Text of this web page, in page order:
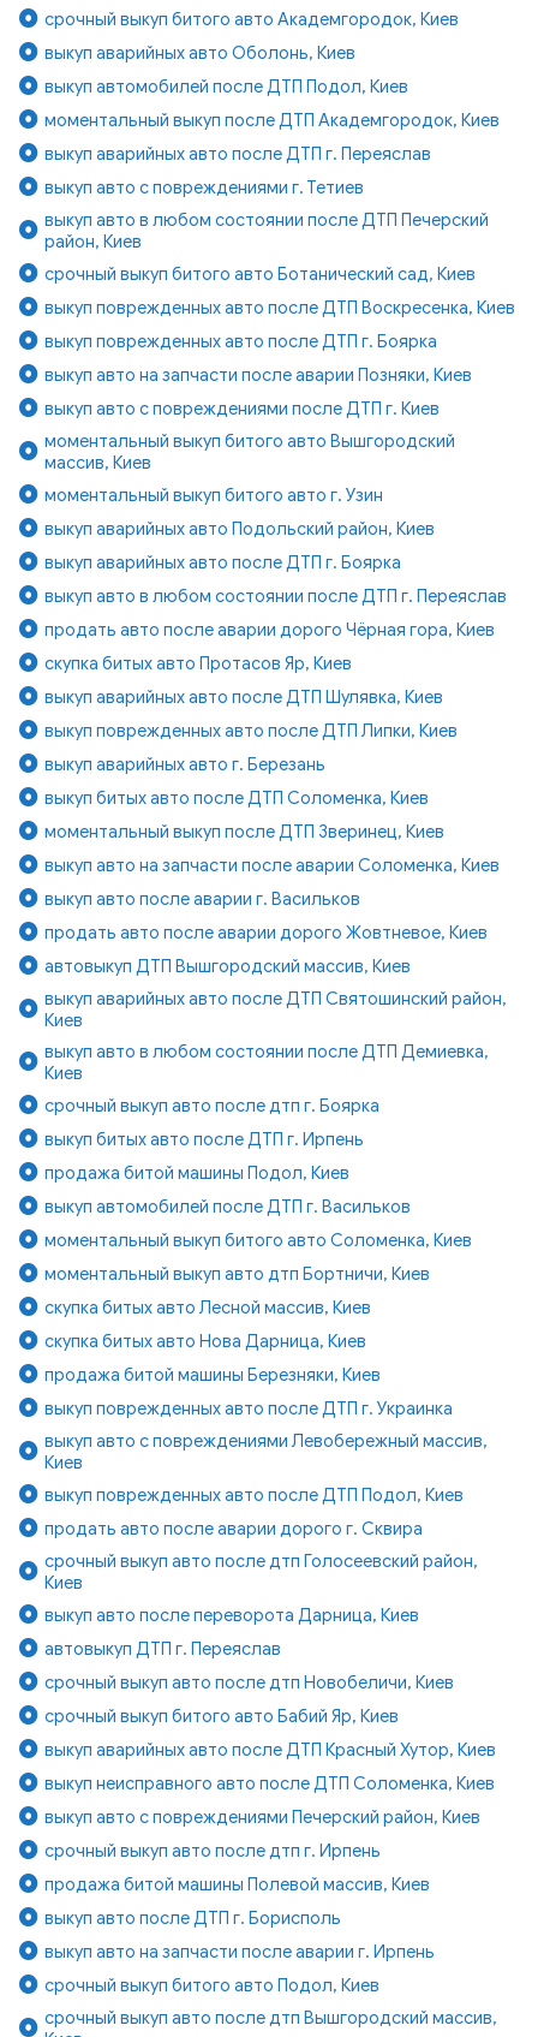
срочный выкуп битого авто Академгородок, Киев
выкуп аварийных авто Оболонь, Киев
выкуп автомобилей после ДТП Подол, Киев
моментальный выкуп после ДТП Академгородок, Киев
выкуп аварийных авто после ДТП г. Переяслав
выкуп авто с повреждениями г. Тетиев
выкуп авто в любом состоянии после ДТП Печерский
район, Киев
срочный выкуп битого авто Ботанический сад, Киев
выкуп поврежденных авто после ДТП Воскресенка, Киев
выкуп поврежденных авто после ДТП г. Боярка
выкуп авто на запчасти после аварии Позняки, Киев
выкуп авто с повреждениями после ДТП г. Киев
моментальный выкуп битого авто Вышгородский
массив, Киев
моментальный выкуп битого авто г. Узин
выкуп аварийных авто Подольский район, Киев
выкуп аварийных авто после ДТП г. Боярка
выкуп авто в любом состоянии после ДТП г. Переяслав
продать авто после аварии дорого Чёрная гора, Киев
скупка битых авто Протасов Яр, Киев
выкуп аварийных авто после ДТП Шулявка, Киев
выкуп поврежденных авто после ДТП Липки, Киев
выкуп аварийных авто г. Березань
выкуп битых авто после ДТП Соломенка, Киев
моментальный выкуп после ДТП Зверинец, Киев
выкуп авто на запчасти после аварии Соломенка, Киев
выкуп авто после аварии г. Васильков
продать авто после аварии дорого Жовтневое, Киев
автовыкуп ДТП Вышгородский массив, Киев
выкуп аварийных авто после ДТП Святошинский район,
Киев
выкуп авто в любом состоянии после ДТП Демиевка,
Киев
срочный выкуп авто после дтп г. Боярка
выкуп битых авто после ДТП г. Ирпень
продажа битой машины Подол, Киев
выкуп автомобилей после ДТП г. Васильков
моментальный выкуп битого авто Соломенка, Киев
моментальный выкуп авто дтп Бортничи, Киев
скупка битых авто Лесной массив, Киев
скупка битых авто Нова Дарница, Киев
продажа битой машины Березняки, Киев
выкуп поврежденных авто после ДТП г. Украинка
выкуп авто с повреждениями Левобережный массив,
Киев
выкуп поврежденных авто после ДТП Подол, Киев
продать авто после аварии дорого г. Сквира
срочный выкуп авто после дтп Голосеевский район,
Киев
выкуп авто после переворота Дарница, Киев
автовыкуп ДТП г. Переяслав
срочный выкуп авто после дтп Новобеличи, Киев
срочный выкуп битого авто Бабий Яр, Киев
выкуп аварийных авто после ДТП Красный Хутор, Киев
выкуп неисправного авто после ДТП Соломенка, Киев
выкуп авто с повреждениями Печерский район, Киев
срочный выкуп авто после дтп г. Ирпень
продажа битой машины Полевой массив, Киев
выкуп авто после ДТП г. Борисполь
выкуп авто на запчасти после аварии г. Ирпень
срочный выкуп битого авто Подол, Киев
срочный выкуп авто после дтп Вышгородский массив,